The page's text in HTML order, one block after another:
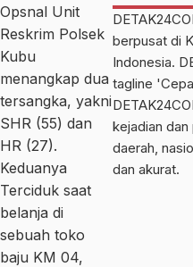
Opsnal Unit
Reskrim Polsek
Kubu
menangkap dua
tersangka, yakni
SHR (55) dan
HR (27).
Keduanya
Terciduk saat
belanja di
sebuah toko
baju KM 04,
berpusat di
Indonesia.
tagline
kejadian
daerah,
dan akurat.